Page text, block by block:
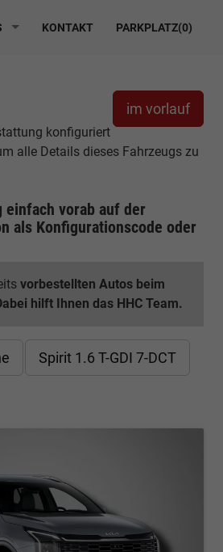
KONTAKT PARKPLATZ(0)
im vorlauf
konfiguriert
alle Details dieses Fahrzeugs zu
vorab auf der
als Konfigurationscode oder
vorbestellten Autos beim
hilft Ihnen das HHC Team.
Spirit 1.6 T-GDI 7-DCT